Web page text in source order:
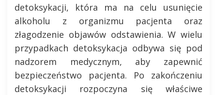
detoksykacji, która ma na celu usunięcie
alkoholu z organizmu pacjenta oraz
złagodzenie objawów odstawienia. W wielu
przypadkach detoksykacja odbywa się pod
nadzorem medycznym, aby zapewnić
bezpieczeństwo pacjenta. Po zakończeniu
detoksykacji rozpoczyna się właściwe